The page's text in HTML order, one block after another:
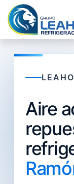
Ir al contenido
Aire